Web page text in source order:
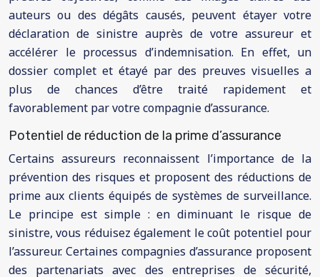
auteurs ou des dégâts causés, peuvent étayer votre
déclaration de sinistre auprès de votre assureur et
accélérer le processus d’indemnisation. En effet, un
dossier complet et étayé par des preuves visuelles a
plus de chances d’être traité rapidement et
favorablement par votre compagnie d’assurance.
Potentiel de réduction de la prime d’assurance
Certains assureurs reconnaissent l’importance de la
prévention des risques et proposent des réductions de
prime aux clients équipés de systèmes de surveillance.
Le principe est simple : en diminuant le risque de
sinistre, vous réduisez également le coût potentiel pour
l’assureur. Certaines compagnies d’assurance proposent
des partenariats avec des entreprises de sécurité,